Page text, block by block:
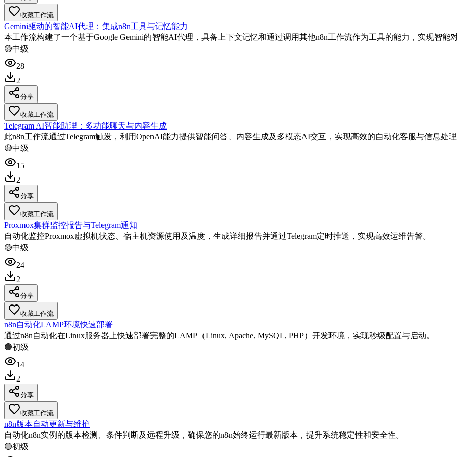
收藏工作流
Gemini驱动的智能AI代理：集成n8n工具与记忆能力
本工作流构建了一个基于Google Gemini的智能AI代理，具备上下文记忆和通过调用其他n8n工作流作为工具的能力，实现智能
🟡中级
28
2
分享
收藏工作流
Telegram AI智能助理：多功能聊天与内容生成
此n8n工作流通过Telegram触发，利用OpenAI能力提供智能问答、内容生成及多模态AI交互，实现高效的自动化客服与信息处理
🟡中级
15
2
分享
收藏工作流
Proxmox集群监控报告与Telegram通知
自动化监控Proxmox虚拟机状态、宿主机资源使用及温度，生成详细报告并通过Telegram定时推送，实现高效运维告警。
🟡中级
24
2
分享
收藏工作流
n8n自动化LAMP环境快速部署
通过n8n自动化在Linux服务器上快速部署完整的LAMP（Linux, Apache, MySQL, PHP）开发环境，实现秒级配置与启动。
🟢初级
14
2
分享
收藏工作流
n8n版本自动更新与维护
自动化n8n实例的版本检测、条件判断及远程升级，确保您的n8n始终运行最新版本，提升系统稳定性和安全性。
🟢初级